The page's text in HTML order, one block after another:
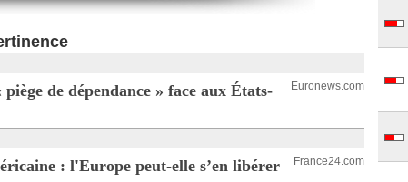
de dépendance » face aux États-
Euronews.com
: l'Europe peut‑elle s’en libérer
France24.com